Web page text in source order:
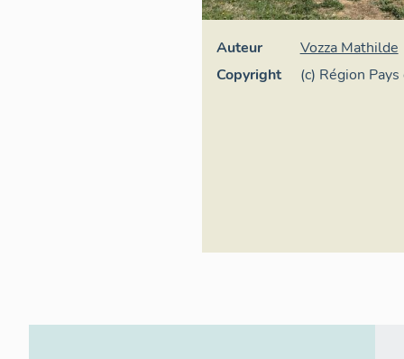
Auteur
Vozza Mathilde
Copyright
(c) Région